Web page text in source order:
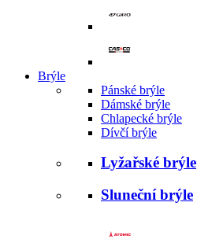
Brýle
Pánské brýle
Dámské brýle
Chlapecké brýle
Dívčí brýle
Lyžařské brýle
Sluneční brýle